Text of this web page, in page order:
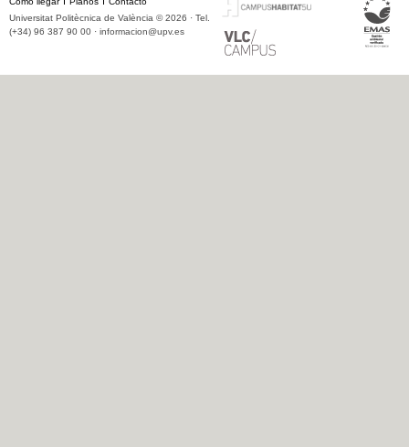
Universitat Politècnica de València © 2026 · Tel.
(+34) 96 387 90 00 · informacion@upv.es